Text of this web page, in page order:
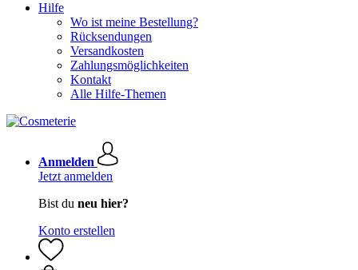
Hilfe
Wo ist meine Bestellung?
Rücksendungen
Versandkosten
Zahlungsmöglichkeiten
Kontakt
Alle Hilfe-Themen
Anmelden
Jetzt anmelden
Bist du neu hier?
Konto erstellen